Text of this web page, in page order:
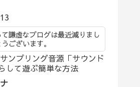
謙虚なブログは最近減りまし
ございます。
ンプリング音源「サウンド
して遊ぶ簡単な方法